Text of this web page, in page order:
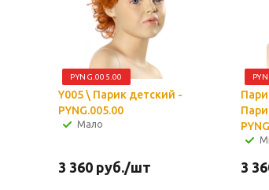
PYNG.005.00
Y005 \ Парик детский -
PYNG.005.00
Мало
3 360 руб./шт 3